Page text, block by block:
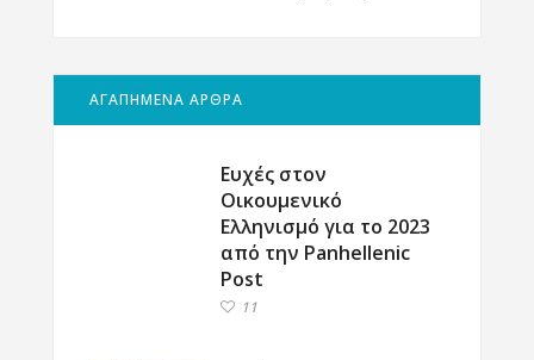
ΑΓΑΠΗΜΕΝΑ ΑΡΘΡΑ
Ευχές στον
Οικουμενικό
Ελληνισμό για το 2023
από την Panhellenic
Post
11